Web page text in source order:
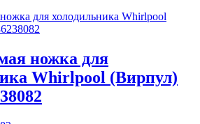
ножка для
Whirlpool (Вирпул)